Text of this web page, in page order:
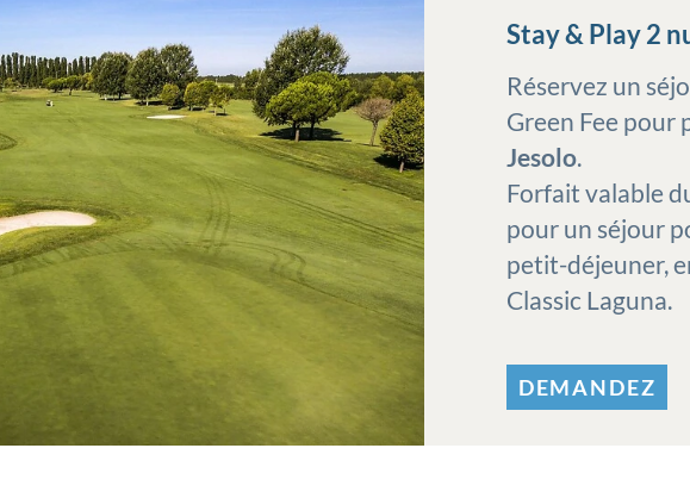
Stay & Play 2
Réservez un
Green Fee pour
Jesolo.
Forfait valable
pour un séjour
petit-déjeuner,
Classic Laguna.
DEMANDEZ